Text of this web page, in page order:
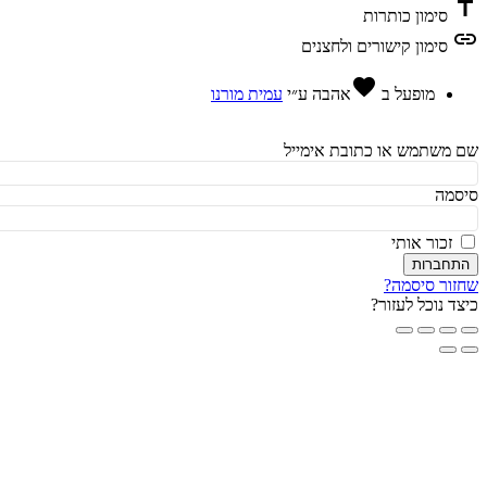
סימון כותרות
סימון קישורים ולחצנים
מופעל בfavorite אהבהע״י עמית מורנו
או כתובת אימייל
זכור אותי
סיסמה?
נוכל לעזור?